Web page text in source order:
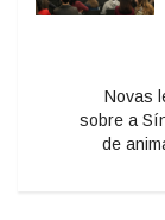
Novas
sobre a
de